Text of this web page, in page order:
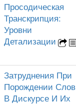
Просодическая
Транскрипция:
Уровни
Детализации
Затруднения При
Порождении Слов
В Дискурсе И Их